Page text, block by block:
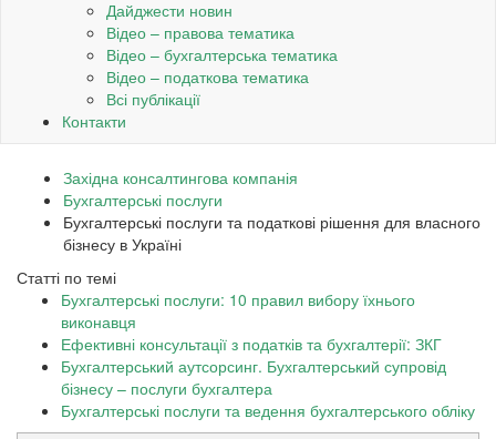
Дайджести новин
Відео – правова тематика
Відео – бухгалтерська тематика
Відео – податкова тематика
Всі публікації
Контакти
Західна консалтингова компанія
Бухгалтерські послуги
Бухгалтерські послуги та податкові рішення для власного
бізнесу в Україні
Статті по темі
Бухгалтерські послуги: 10 правил вибору їхнього
виконавця
Ефективні консультації з податків та бухгалтерії: ЗКГ
Бухгалтерський аутсорсинг. Бухгалтерський супровід
бізнесу – послуги бухгалтера
Бухгалтерські послуги та ведення бухгалтерського обліку